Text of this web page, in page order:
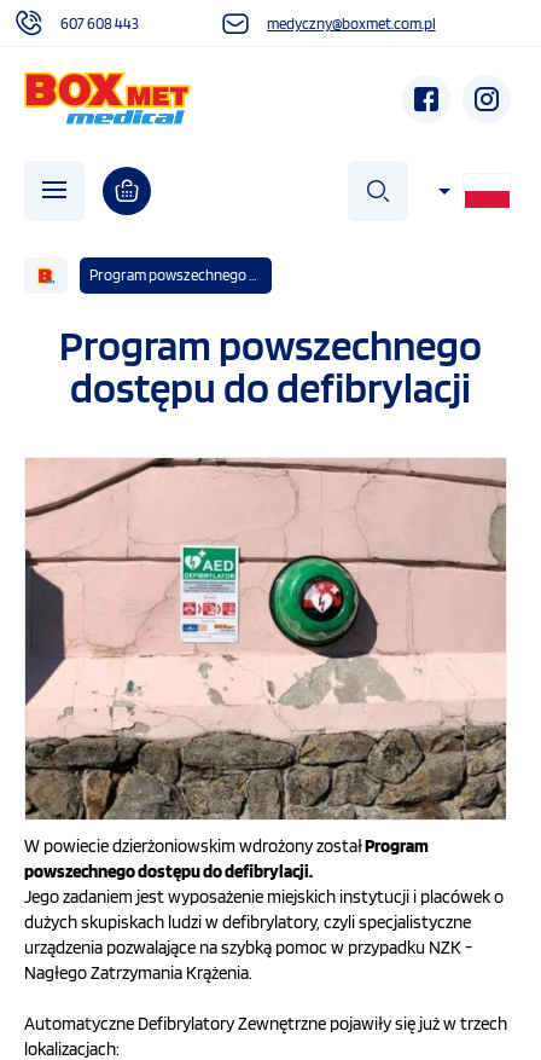
szukaj
607 608 443 medyczny@boxmet.com.pl
O NAS
DZIAŁALNOŚĆ SPOŁECZNA
OFERTA
SZKOLENIA
PROGRAMY UNIJNE
FILMY
KONTAKT
SKLEP
Program powszechnego dostępu do defibrylacji
Program powszechnego
dostępu do defibrylacji
W powiecie dzierżoniowskim wdrożony zostałProgram
powszechnego dostępu do defibrylacji.
Jego zadaniem jest wyposażenie miejskich instytucji i placówek o
dużych skupiskach ludzi w defibrylatory, czyli specjalistyczne
urządzenia pozwalające na szybką pomoc w przypadku NZK -
Nagłego Zatrzymania Krążenia.
Automatyczne Defibrylatory Zewnętrzne pojawiły się już w trzech
lokalizacjach: